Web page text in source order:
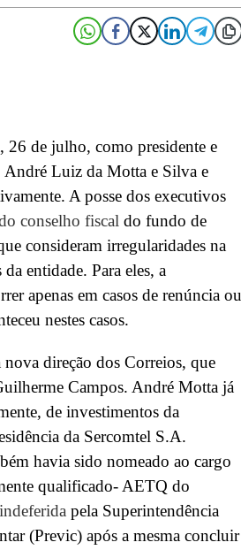
26 de julho, como presidente e
André Luiz da Motta e Silva e
A posse dos executivos
conselho fiscal do fundo de
consideram irregularidades na
entidade. Para eles, a
apenas em casos de renúncia ou
nestes casos.
direção dos Correios, que
Campos. André Motta já
de investimentos da
da Sercomtel S.A.
havia sido nomeado ao cargo
qualificado- AETQ do
pela Superintendência
(Previc) após a mesma concluir